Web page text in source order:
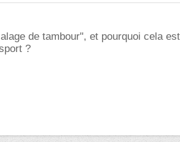
de tambour", et pourquoi cela
?